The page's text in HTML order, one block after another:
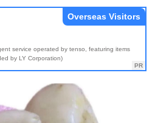
service operated by tenso, featuring items
by LY Corporation)
Overseas Visitors